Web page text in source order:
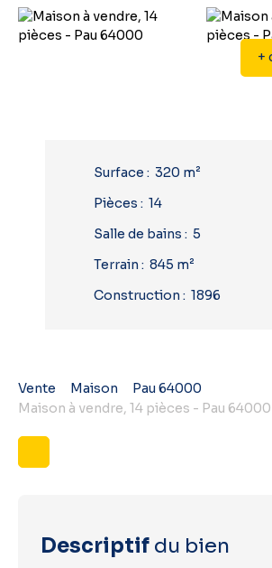
+
Surface : 320 m²
Pièces : 14
Salle de bains : 5
Terrain : 845 m²
Construction : 1896
Vente Maison
Pau 64000
Maison à vendre, 14 pièces - Pau 64000
Descriptif du bien